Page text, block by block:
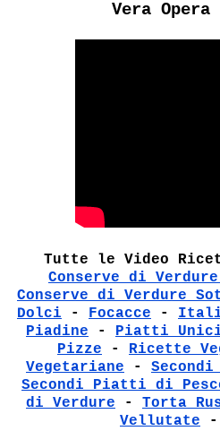
Vera
Tutte le Video
Conserve di
Conserve di Verdure
Dolci - Focacce -
Piadine - Piatti
Pizze - Ricette
Vegetariane -
Secondi Piatti di
di Verdure - Torta
Vellutate -